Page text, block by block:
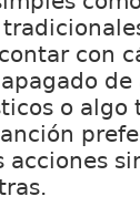
con
de
o algo